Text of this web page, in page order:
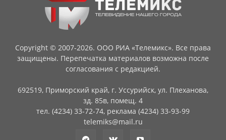
Copyright © 2007-2026. ООО РИА «Телемикс». Все права
защищены. Перепечатка материалов возможна после
согласования с редакцией.
692519, Приморский край, г. Уссурийск, ул. Плеханова,
зд. 85в, помещ. 4
тел. (4234) 33-72-74, реклама (4234) 33-93-99
telemiks@mail.ru